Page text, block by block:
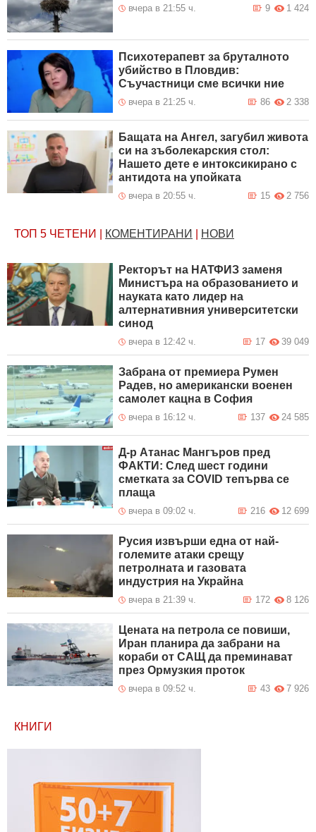
вчера в 21:55 ч. 1 424
9
Психотерапевт за бруталното
убийство в Пловдив:
Съучастници сме всички ние
вчера в 21:25 ч. 2 338
86
Бащата на Ангел, загубил живота
си на зъболекарския стол:
Нашето дете е интоксикирано с
антидотa на упойката
вчера в 20:55 ч. 2 756
15
ТОП 5 ЧЕТЕНИ КОМЕНТИРАНИ НОВИ
Ректорът на НАТФИЗ заменя
Министъра на образованието и
науката като лидер на
алтернативния университетски
синод
вчера в 12:42 ч. 39 049
17
Забрана от премиера Румен
Радев, но американски военен
самолет кацна в София
вчера в 16:12 ч. 24 585
137
Д-р Атанас Мангъров пред
ФАКТИ: След шест години
сметката за COVID тепърва се
плаща
вчера в 09:02 ч. 12 699
216
Русия извърши една от най-
големите атаки срещу
петролната и газовата
индустрия на Украйна
вчера в 21:39 ч. 8 126
172
Цената на петрола се повиши,
Иран планира да забрани на
кораби от САЩ да преминават
през Ормузкия проток
вчера в 09:52 ч. 7 926
43
КНИГИ